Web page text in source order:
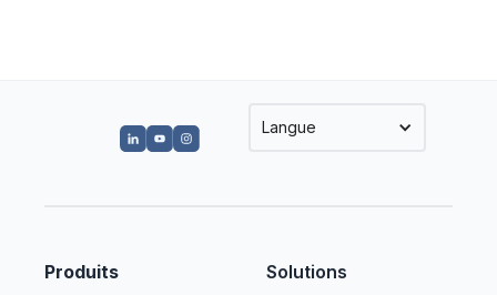
Langue
Produits Solutions